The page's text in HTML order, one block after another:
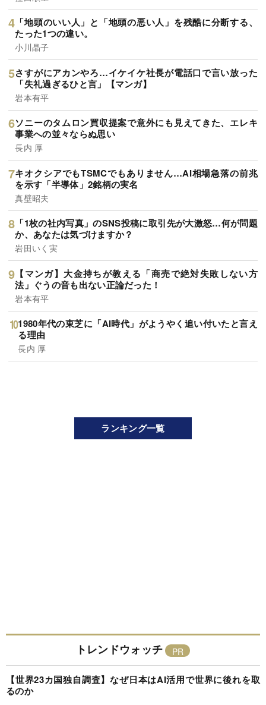
「地頭のいい人」と「地頭の悪い人」を残酷に分断する、
たった1つの違い。
小川晶子
さすがにアカンやろ…イケイケ社長が電話口で言い放った
「失礼過ぎるひと言」【マンガ】
岩本有平
ソニーのタムロン買収提案で意外にも見えてきた、エレキ
事業への並々ならぬ思い
長内 厚
キオクシアでもTSMCでもありません…AI相場急落の前兆
を示す「半導体」2銘柄の実名
真壁昭夫
「1枚の社内写真」のSNS投稿に取引先が大激怒…何が問題
か、あなたは気づけますか？
岩田いく実
【マンガ】大金持ちが教える「商売で絶対失敗しない方
法」ぐうの音も出ない正論だった！
岩本有平
1980年代の東芝に「AI時代」がようやく追い付いたと言え
る理由
長内 厚
ランキング一覧
トレンドウォッチ
【世界23カ国独自調査】なぜ日本はAI活用で世界に後れを取
るのか